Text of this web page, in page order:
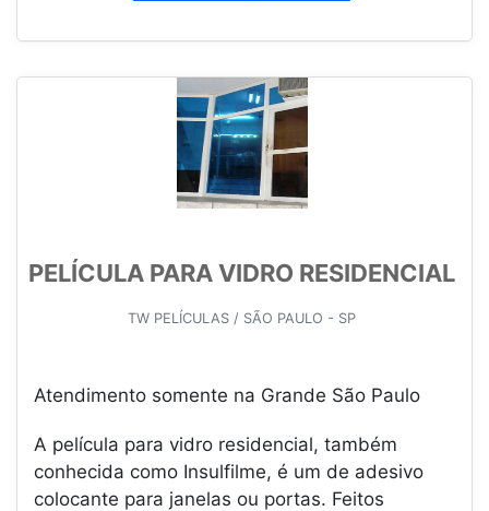
PELÍCULA PARA VIDRO RESIDENCIAL
TW PELÍCULAS / SÃO PAULO - SP
Atendimento somente na Grande São Paulo
A película para vidro residencial, também
conhecida como Insulfilme, é um de adesivo
colocante para janelas ou portas. Feitos